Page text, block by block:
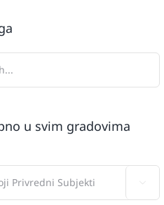
u svim gradovima